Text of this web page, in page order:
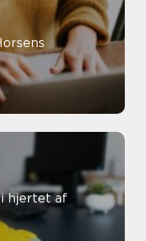
hjertet af